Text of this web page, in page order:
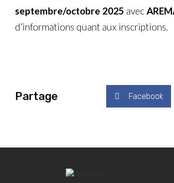
septembre/octobre 2025 avec
d’informations quant aux inscriptions.
Partage Facebook